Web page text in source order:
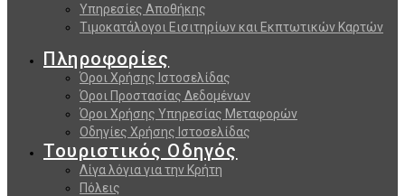
Υπηρεσίες Αποθήκης
Τιμοκατάλογοι Εισιτηρίων και Εκπτωτικών Καρτών
Πληροφορίες
Όροι Χρήσης Ιστοσελίδας
Όροι Προστασίας Δεδομένων
Όροι Χρήσης Υπηρεσίας Μεταφορών
Οδηγίες Χρήσης Ιστοσελίδας
Τουριστικός Οδηγός
Λίγα λόγια για την Κρήτη
Πόλεις